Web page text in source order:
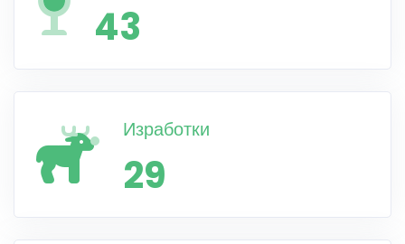
43
Изработки
29